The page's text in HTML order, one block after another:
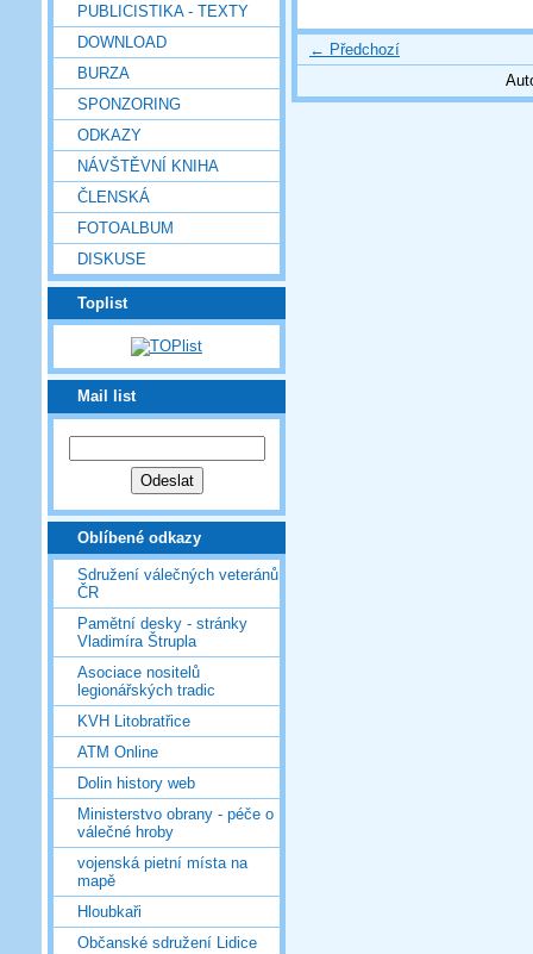
PUBLICISTIKA - TEXTY
DOWNLOAD
BURZA
SPONZORING
ODKAZY
NÁVŠTĚVNÍ KNIHA
ČLENSKÁ
FOTOALBUM
DISKUSE
Toplist
Mail list
Oblíbené odkazy
Sdružení válečných veteránů
ČR
Pamětní desky - stránky
Vladimíra Štrupla
Asociace nositelů
legionářských tradic
KVH Litobratřice
ATM Online
Dolin history web
Ministerstvo obrany - péče o
válečné hroby
vojenská pietní místa na
mapě
Hloubkaři
Občanské sdružení Lidice
← Předchozí